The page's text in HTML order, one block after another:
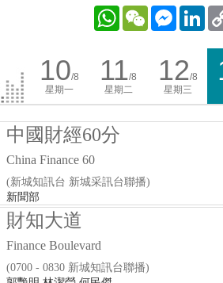
WhatsAppWeChat Messenger
10/8
星期一
11/8
星期二
12/8
星期三
中國財經60分
China Finance 60
(新城知訊台 新城采訊台聯播)
新聞部
財知大道
Finance Boulevard
(0700 - 0830 新城知訊台聯播)